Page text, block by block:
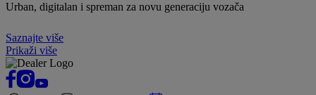
Urban, digitalan i spreman za novu generaciju vozača
Saznajte više
Prikaži više